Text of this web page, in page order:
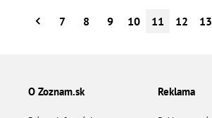
7 8 9 10 11 12 13
O Zoznam.sk Reklama